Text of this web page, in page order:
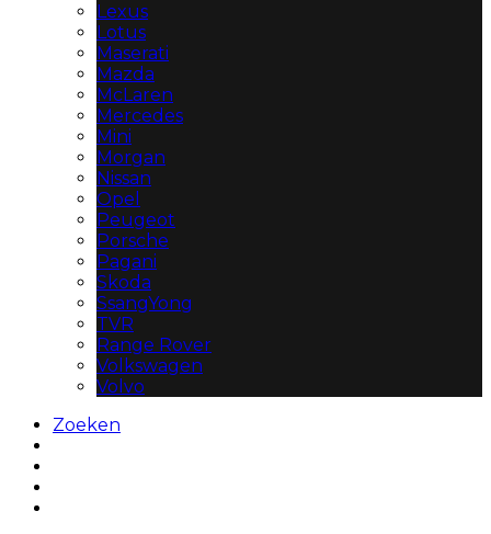
Lexus
Lotus
Maserati
Mazda
McLaren
Mercedes
Mini
Morgan
Nissan
Opel
Peugeot
Porsche
Pagani
Skoda
SsangYong
TVR
Range Rover
Volkswagen
Volvo
Zoeken